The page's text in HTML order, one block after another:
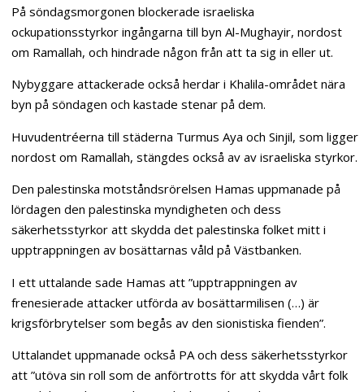
På söndagsmorgonen blockerade israeliska
ockupationsstyrkor ingångarna till byn Al-Mughayir, nordost
om Ramallah, och hindrade någon från att ta sig in eller ut.
Nybyggare attackerade också herdar i Khalila-området nära
byn på söndagen och kastade stenar på dem.
Huvudentréerna till städerna Turmus Aya och Sinjil, som ligger
nordost om Ramallah, stängdes också av av israeliska styrkor.
Den palestinska motståndsrörelsen Hamas uppmanade på
lördagen den palestinska myndigheten och dess
säkerhetsstyrkor att skydda det palestinska folket mitt i
upptrappningen av bosättarnas våld på Västbanken.
I ett uttalande sade Hamas att ”upptrappningen av
frenesierade attacker utförda av bosättarmilisen (…) är
krigsförbrytelser som begås av den sionistiska fienden”.
Uttalandet uppmanade också PA och dess säkerhetsstyrkor
att ”utöva sin roll som de anförtrotts för att skydda vårt folk